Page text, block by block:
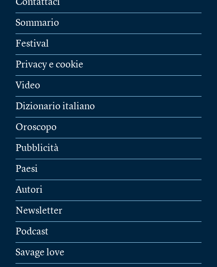
Contattaci
Sommario
Festival
Privacy e cookie
Video
Dizionario italiano
Oroscopo
Pubblicità
Paesi
Autori
Newsletter
Podcast
Savage love